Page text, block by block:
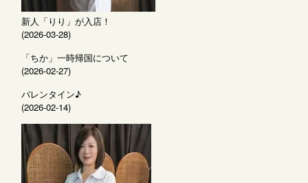
新人「りり」が入店！
(2026-03-28)
「ちか」一時帰国について
(2026-02-27)
バレンタイン♪
(2026-02-14)